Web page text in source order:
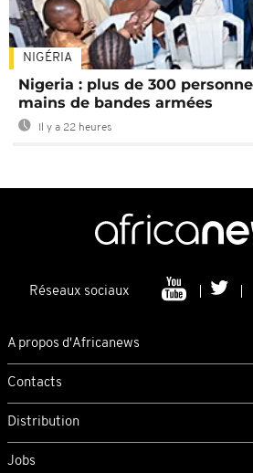
NIGÉRIA
Nigeria : plus de 300
mains de bandes armées
Il y a 22 heures
Réseaux sociaux
A propos d'Africanews
Contacts
Distribution
Jobs